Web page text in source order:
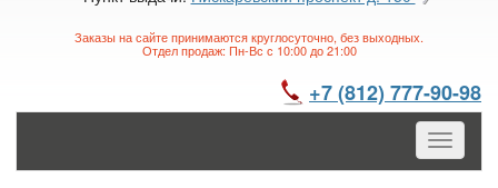
Заказы на сайте принимаются круглосуточно, без выходных.
Отдел продаж: Пн-Вс с 10:00 до 21:00
+7 (812) 777-90-98
Toggle